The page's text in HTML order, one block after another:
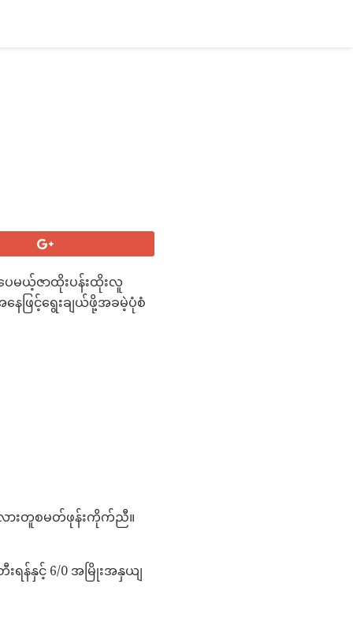
ေမယ့်ဇာထိုးပန်းထိုးလူ
ေဖြင့်ရွေးချယ်ဖို့အခမဲ့ပုံစံ
လားတူစမတ်ဖုန်းကိုက်ညီ။
န်နှင့် 6/0 အမြိုးအနှယျ